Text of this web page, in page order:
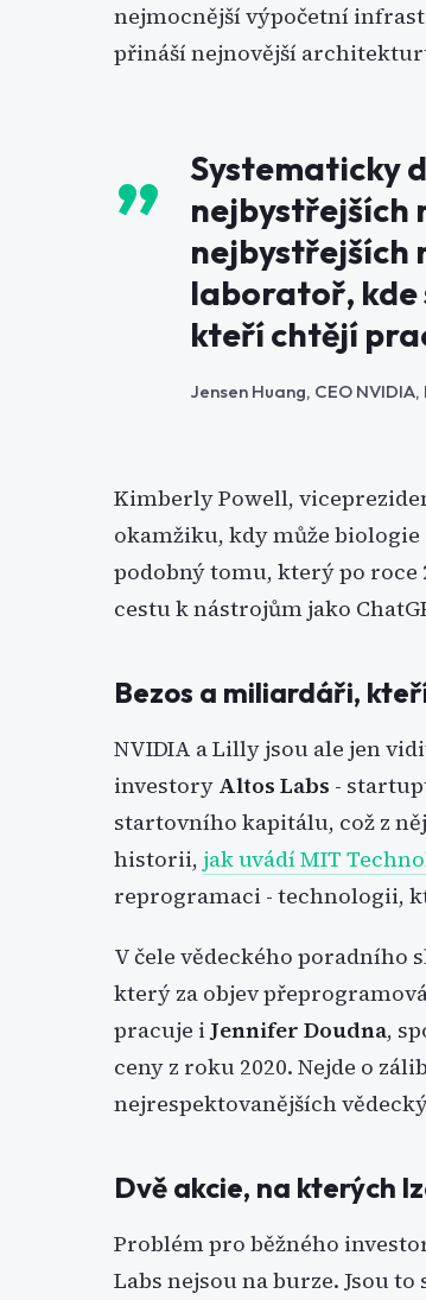
nejmocnější výpočetní
přináší nejnovější
Systematicky
nejbystřejších
nejbystřejších
laboratoř, kde
kteří chtějí
Jensen Huang, CEO
Kimberly Powell,
okamžiku, kdy může
podobný tomu, který po
cestu k nástrojům jako
Bezos a miliardáři,
NVIDIA a Lilly jsou ale jen
investory Altos Labs -
startovního kapitálu, což z
historii, jak uvádí MIT
reprogramaci - technologii,
V čele vědeckého poradního
který za objev
pracuje iJennifer Doudna,
ceny z roku 2020. Nejde o
nejrespektovanějších
Dvě akcie, na kterých
Problém pro běžného
Labs nejsou na burze. Jsou